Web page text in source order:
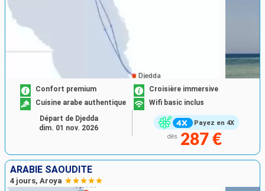
Payez en 4X
Confort premium
Croisière immersive
Cuisine arabe authentique
Wifi basic inclus
dès 287 €
Départ de Djedda
dim. 01 nov. 2026
ARABIE SAOUDITE
4 jours, Aroya